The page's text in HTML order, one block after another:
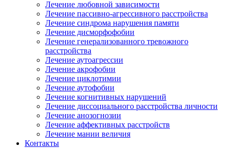
Лечение любовной зависимости
Лечение пассивно-агрессивного расстройства
Лечение синдрома нарушения памяти
Лечение дисморфофобии
Лечение генерализованного тревожного
расстройства
Лечение аутоагрессии
Лечение акрофобии
Лечение циклотимии
Лечение аутофобии
Лечение когнитивных нарушений
Лечение диссоциального расстройства личности
Лечение анозогнозии
Лечение аффективных расстройств
Лечение мании величия
Контакты